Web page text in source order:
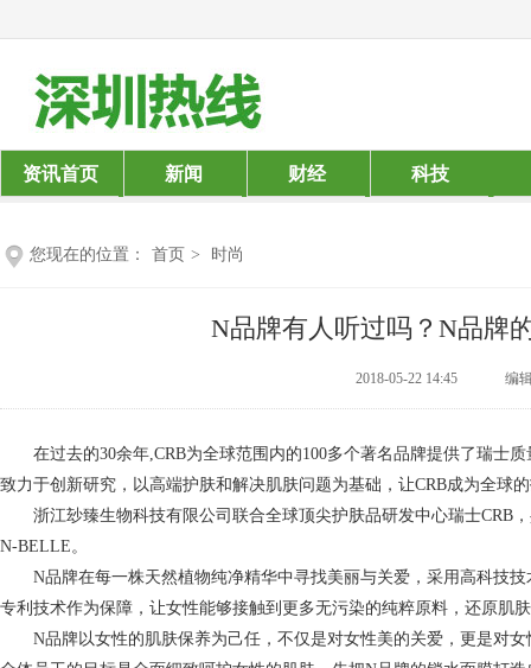
资讯首页 新闻 财经 科技
您现在的位置： 首页 > 时尚
N品牌有人听过吗？N品牌
2018-05-22 14:45 编
在过去的30余年,CRB为全球范围内的100多个著名品牌提供了瑞士质
致力于创新研究，以高端护肤和解决肌肤问题为基础，让CRB成为全球
浙江玅臻生物科技有限公司联合全球顶尖护肤品研发中心瑞士CRB
N-BELLE。
N品牌在每一株天然植物纯净精华中寻找美丽与关爱，采用高科技技
专利技术作为保障，让女性能够接触到更多无污染的纯粹原料，还原肌
N品牌以女性的肌肤保养为己任，不仅是对女性美的关爱，更是对女